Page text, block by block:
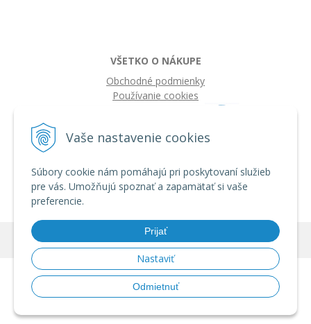
Vaše nastavenie cookies
Súbory cookie nám pomáhajú pri poskytovaní služieb
pre vás. Umožňujú spoznať a zapamätať si vaše
preferencie.
Prijať
Nastaviť
Odmietnuť
VŠETKO O NÁKUPE
Obchodné podmienky
Používanie cookies
© 2026 IQ knihy • tvorba eshopu cez UNIobchod
spoločnosti
WEBYGROUP